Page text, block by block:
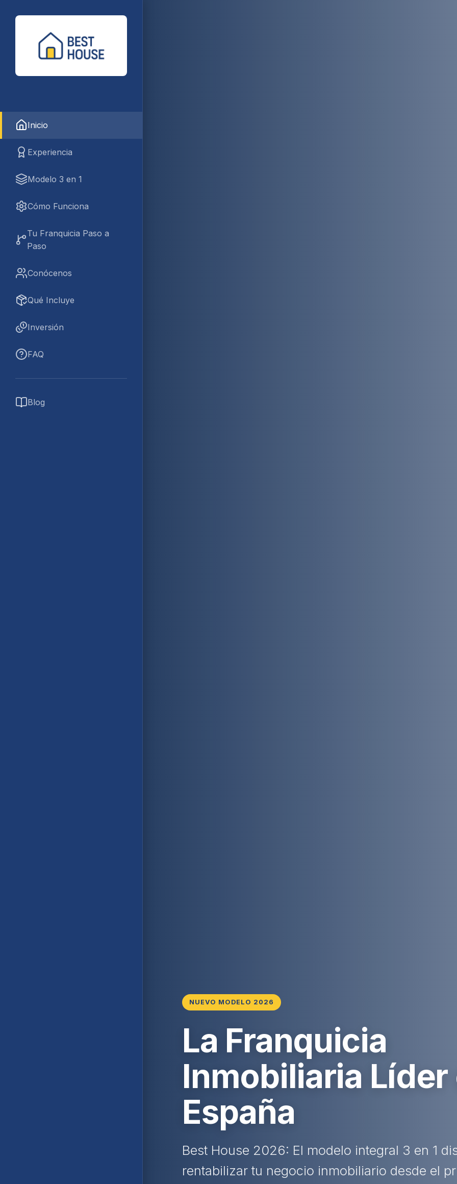
Inicio
Experiencia
Modelo 3 en 1
Cómo Funciona
Tu Franquicia Paso a
Paso
Conócenos
Qué Incluye
Inversión
FAQ
Blog
NUEVO MODELO 2026
La Franquicia
Inmobiliaria Líder
España
Best House 2026: El modelo integral 3 en 1
rentabilizar tu negocio inmobiliario desde el